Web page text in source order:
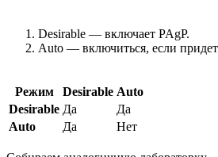
Desirable — включает PAgP.
Auto — включиться, если
Режим Desirable Auto
Desirable Да
Да
Auto
Да Нет